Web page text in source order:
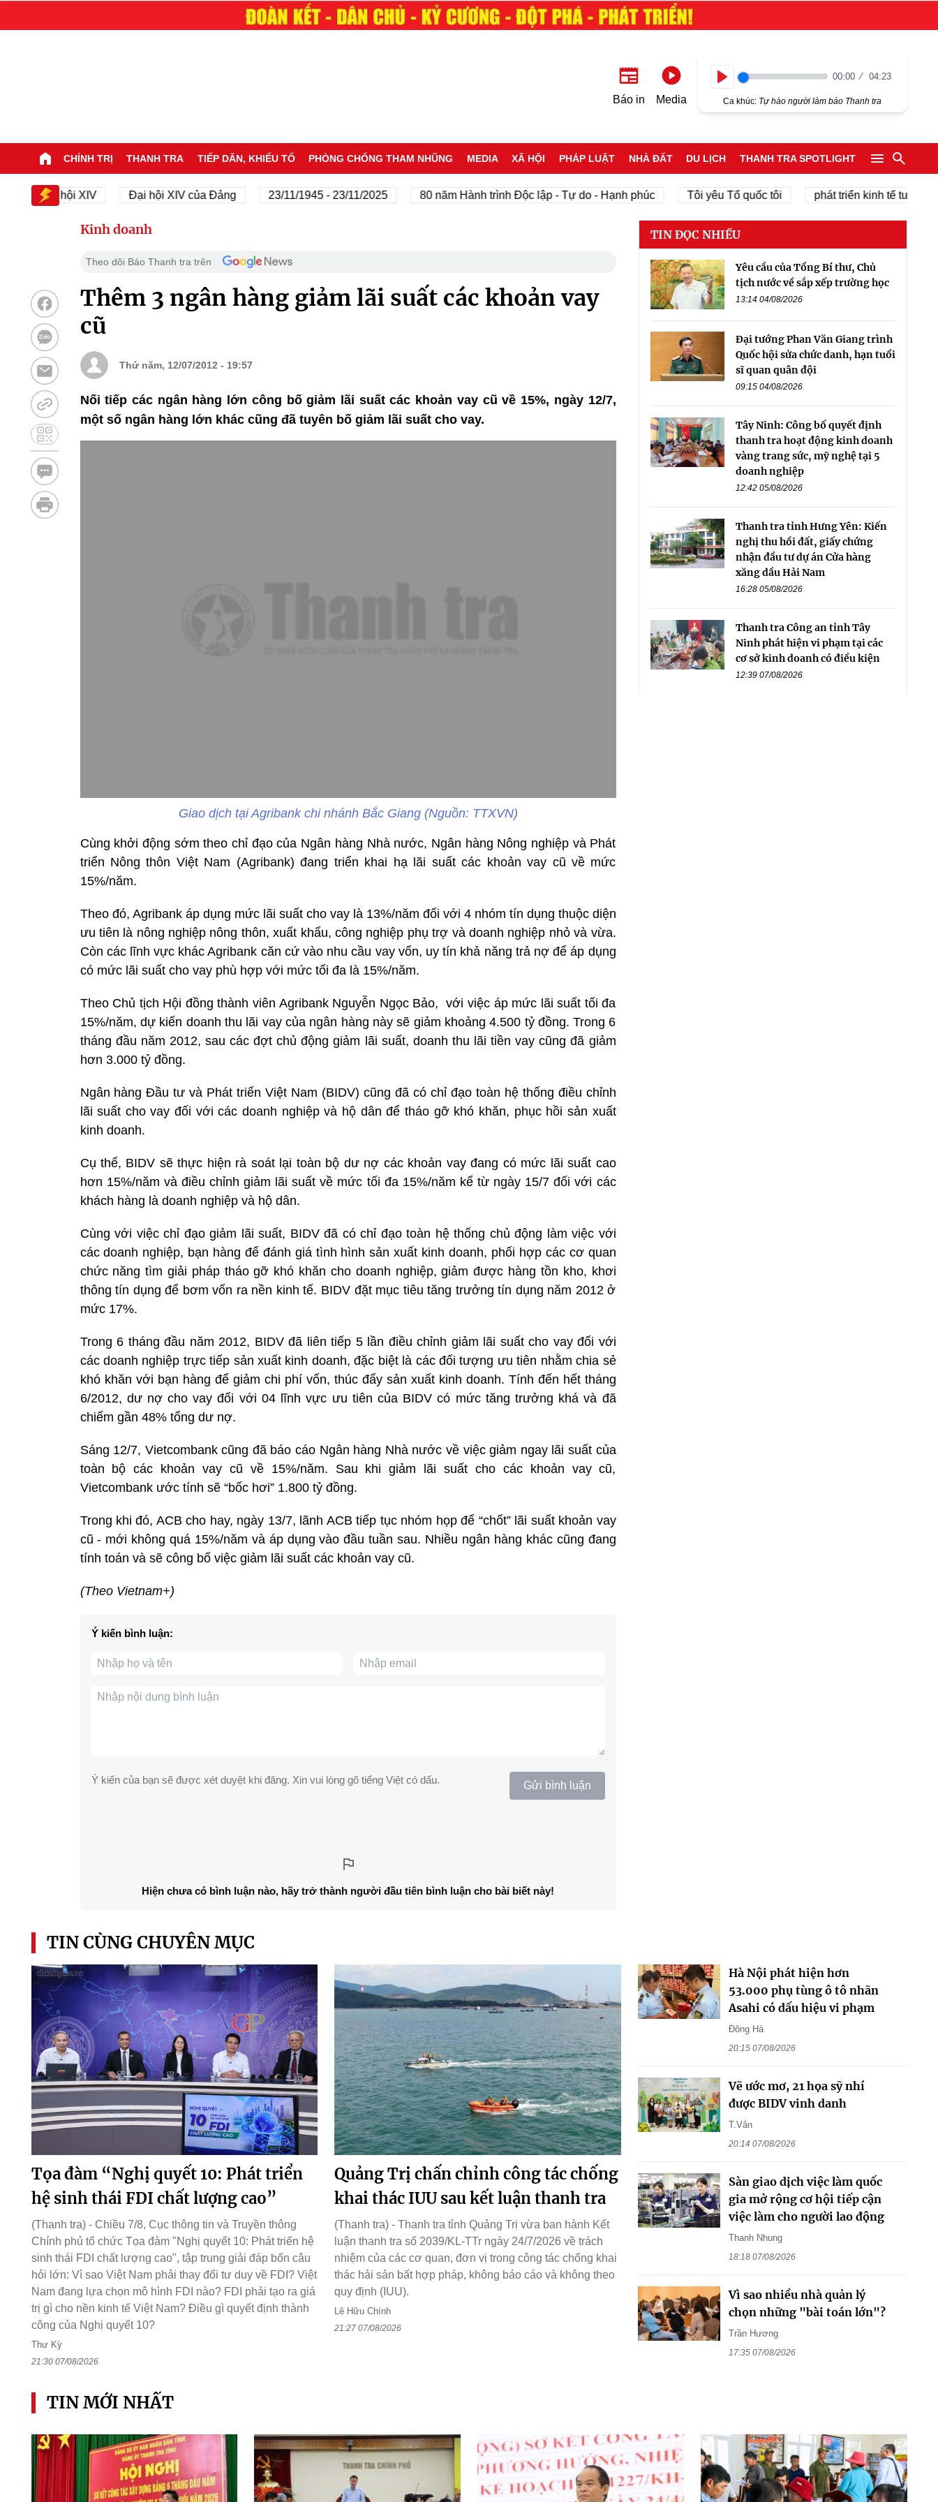
Báo in Media
00:00 04:23
Ca khúc: Tự hào người làm báo Thanh tra
CHÍNH TRỊ THANH TRA TIẾP DÂN, KHIẾU TỐ PHÒNG CHỐNG THAM NHŨNG MEDIA XÃ HỘI PHÁP LUẬT NHÀ ĐẤT DU LỊCH THANH TRA SPOTLIGHT
Đại hội XIV Đại hội XIV của Đảng 23/11/1945 - 23/11/2025 80 năm Hành trình Độc lập - Tự do - Hạnh phúc Tôi yêu Tổ quốc tôi phát triển kinh tế tư nhân
Kinh doanh
Theo dõi Báo Thanh tra trên
Thêm 3 ngân hàng giảm lãi suất các khoản vay
cũ
Thứ năm, 12/07/2012 - 19:57
Nối tiếp các ngân hàng lớn công bố giảm lãi suất các khoản vay cũ về 15%, ngày 12/7,
một số ngân hàng lớn khác cũng đã tuyên bố giảm lãi suất cho vay.
Giao dịch tại Agribank chi nhánh Bắc Giang (Nguồn: TTXVN)
Cùng khởi động sớm theo chỉ đạo của Ngân hàng Nhà nước, Ngân hàng Nông nghiệp và Phát
triển Nông thôn Việt Nam (Agribank) đang triển khai hạ lãi suất các khoản vay cũ về mức
15%/năm.
Theo đó, Agribank áp dụng mức lãi suất cho vay là 13%/năm đối với 4 nhóm tín dụng thuộc diện
ưu tiên là nông nghiệp nông thôn, xuất khẩu, công nghiệp phụ trợ và doanh nghiệp nhỏ và vừa.
Còn các lĩnh vực khác Agribank căn cứ vào nhu cầu vay vốn, uy tín khả năng trả nợ để áp dụng
có mức lãi suất cho vay phù hợp với mức tối đa là 15%/năm.
Theo Chủ tịch Hội đồng thành viên Agribank Nguyễn Ngọc Bảo, với việc áp mức lãi suất tối đa
15%/năm, dự kiến doanh thu lãi vay của ngân hàng này sẽ giảm khoảng 4.500 tỷ đồng. Trong 6
tháng đầu năm 2012, sau các đợt chủ động giảm lãi suất, doanh thu lãi tiền vay cũng đã giảm
hơn 3.000 tỷ đồng.
Ngân hàng Đầu tư và Phát triển Việt Nam (BIDV) cũng đã có chỉ đạo toàn hệ thống điều chỉnh
lãi suất cho vay đối với các doanh nghiệp và hộ dân để tháo gỡ khó khăn, phục hồi sản xuất
kinh doanh.
Cụ thể, BIDV sẽ thực hiện rà soát lại toàn bộ dư nợ các khoản vay đang có mức lãi suất cao
hơn 15%/năm và điều chỉnh giảm lãi suất về mức tối đa 15%/năm kể từ ngày 15/7 đối với các
khách hàng là doanh nghiệp và hộ dân.
Cùng với việc chỉ đạo giảm lãi suất, BIDV đã có chỉ đạo toàn hệ thống chủ động làm việc với
các doanh nghiệp, bạn hàng để đánh giá tình hình sản xuất kinh doanh, phối hợp các cơ quan
chức năng tìm giải pháp tháo gỡ khó khăn cho doanh nghiệp, giảm được hàng tồn kho, khơi
thông tín dụng để bơm vốn ra nền kinh tế. BIDV đặt mục tiêu tăng trưởng tín dụng năm 2012 ở
mức 17%.
Trong 6 tháng đầu năm 2012, BIDV đã liên tiếp 5 lần điều chỉnh giảm lãi suất cho vay đối với
các doanh nghiệp trực tiếp sản xuất kinh doanh, đặc biệt là các đối tượng ưu tiên nhằm chia sẻ
khó khăn với bạn hàng để giảm chi phí vốn, thúc đẩy sản xuất kinh doanh. Tính đến hết tháng
6/2012, dư nợ cho vay đối với 04 lĩnh vực ưu tiên của BIDV có mức tăng trưởng khá và đã
chiếm gần 48% tổng dư nợ.
Sáng 12/7, Vietcombank cũng đã báo cáo Ngân hàng Nhà nước về việc giảm ngay lãi suất của
toàn bộ các khoản vay cũ về 15%/năm. Sau khi giảm lãi suất cho các khoản vay cũ,
Vietcombank ước tính sẽ “bốc hơi” 1.800 tỷ đồng.
Trong khi đó, ACB cho hay, ngày 13/7, lãnh ACB tiếp tục nhóm họp để “chốt” lãi suất khoản vay
cũ - mới không quá 15%/năm và áp dụng vào đầu tuần sau. Nhiều ngân hàng khác cũng đang
tính toán và sẽ công bố việc giảm lãi suất các khoản vay cũ.
(Theo Vietnam+)
Ý kiến bình luận:
Ý kiến của bạn sẽ được xét duyệt khi đăng. Xin vui lòng gõ tiếng Việt có dấu. Gửi bình luận
Hiện chưa có bình luận nào, hãy trở thành người đầu tiên bình luận cho bài biết này!
TIN ĐỌC NHIỀU
Yêu cầu của Tổng Bí thư, Chủ
tịch nước về sắp xếp trường học
13:14 04/08/2026
Đại tướng Phan Văn Giang trình
Quốc hội sửa chức danh, hạn tuổi
sĩ quan quân đội
09:15 04/08/2026
Tây Ninh: Công bố quyết định
thanh tra hoạt động kinh doanh
vàng trang sức, mỹ nghệ tại 5
doanh nghiệp
12:42 05/08/2026
Thanh tra tỉnh Hưng Yên: Kiến
nghị thu hồi đất, giấy chứng
nhận đầu tư dự án Cửa hàng
xăng dầu Hải Nam
16:28 05/08/2026
Thanh tra Công an tỉnh Tây
Ninh phát hiện vi phạm tại các
cơ sở kinh doanh có điều kiện
12:39 07/08/2026
TIN CÙNG CHUYÊN MỤC
Tọa đàm “Nghị quyết 10: Phát triển
hệ sinh thái FDI chất lượng cao”
(Thanh tra) - Chiều 7/8, Cục thông tin và Truyền thông
Chính phủ tổ chức Tọa đàm "Nghị quyết 10: Phát triển hệ
sinh thái FDI chất lượng cao", tập trung giải đáp bốn câu
hỏi lớn: Vì sao Việt Nam phải thay đổi tư duy về FDI? Việt
Nam đang lựa chọn mô hình FDI nào? FDI phải tạo ra giá
trị gì cho nền kinh tế Việt Nam? Điều gì quyết định thành
công của Nghị quyết 10?
Thư Kỳ
21:30 07/08/2026
Quảng Trị chấn chỉnh công tác chống
khai thác IUU sau kết luận thanh tra
(Thanh tra) - Thanh tra tỉnh Quảng Trị vừa ban hành Kết
luận thanh tra số 2039/KL-TTr ngày 24/7/2026 về trách
nhiệm của các cơ quan, đơn vị trong công tác chống khai
thác hải sản bất hợp pháp, không báo cáo và không theo
quy định (IUU).
Lê Hữu Chính
21:27 07/08/2026
Hà Nội phát hiện hơn
53.000 phụ tùng ô tô nhãn
Asahi có dấu hiệu vi phạm
Đông Hà
20:15 07/08/2026
Vẽ ước mơ, 21 họa sỹ nhí
được BIDV vinh danh
T.Vân
20:14 07/08/2026
Sàn giao dịch việc làm quốc
gia mở rộng cơ hội tiếp cận
việc làm cho người lao động
Thanh Nhung
18:18 07/08/2026
Vì sao nhiều nhà quản lý
chọn những "bài toán lớn"?
Trần Hương
17:35 07/08/2026
TIN MỚI NHẤT